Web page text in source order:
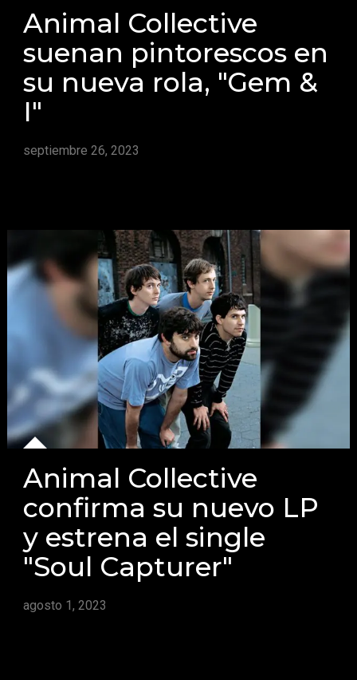
Animal Collective
suenan pintorescos en
su nueva rola, "Gem &
I"
septiembre 26, 2023
Animal Collective
confirma su nuevo LP
y estrena el single
"Soul Capturer"
agosto 1, 2023